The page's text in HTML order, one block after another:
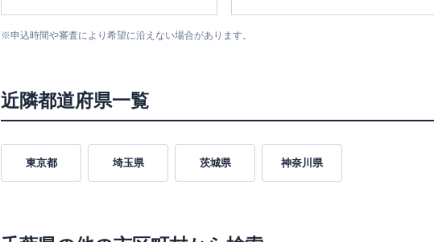
※申込時間や審査により希望に沿えない場合があります。
近隣都道府県一覧
東京都 埼玉県 茨城県 神奈川県